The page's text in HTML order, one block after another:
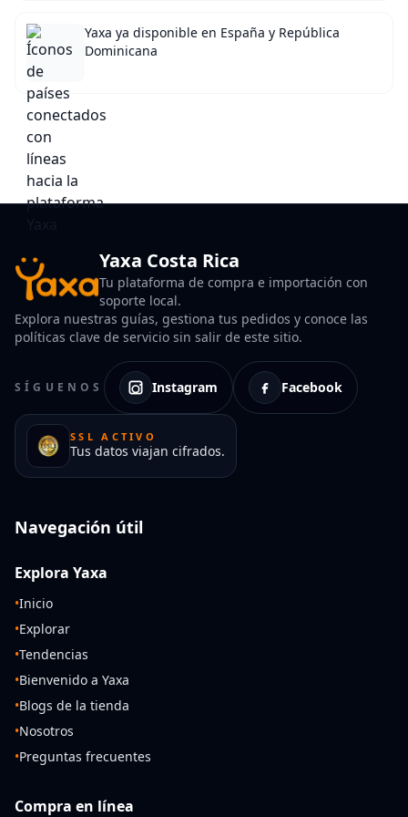
Yaxa ya disponible en España y República
Dominicana
Yaxa Costa Rica
Tu plataforma de compra e importación con
soporte local.
Explora nuestras guías, gestiona tus pedidos y conoce las
políticas clave de servicio sin salir de este sitio.
SÍGUENOS Instagram Facebook
SSL ACTIVO
Tus datos viajan cifrados.
Navegación útil
Explora Yaxa
•Inicio
•Explorar
•Tendencias
•Bienvenido a Yaxa
•Blogs de la tienda
•Nosotros
•Preguntas frecuentes
Compra en línea